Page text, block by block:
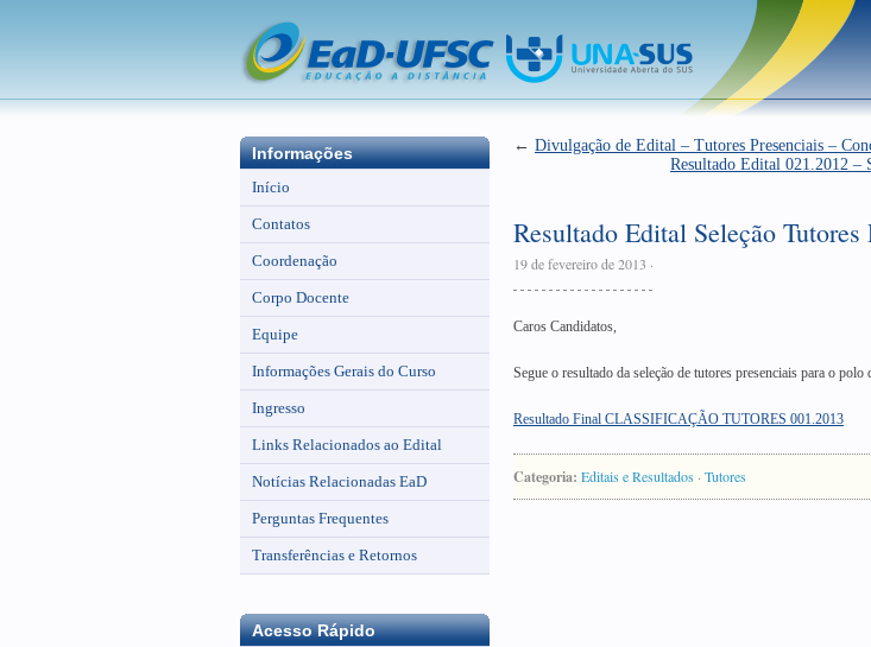
Informações
Início
Contatos
Coordenação
Corpo Docente
Equipe
Informações Gerais do Curso
Ingresso
Links Relacionados ao Edital
Notícias Relacionadas EaD
Perguntas Frequentes
Transferências e Retornos
Acesso Rápido
← Divulgação de Edital – Tutores Presenciais –
Resultado Edital 021.2012 –
Resultado Edital Seleção
19 de fevereiro de 2013 ·
Caros Candidatos,
Segue o resultado da seleção de tutores presenciais para o
Resultado Final CLASSIFICAÇÃO TUTORES 001.2013
Categoria: Editais e Resultados · Tutores